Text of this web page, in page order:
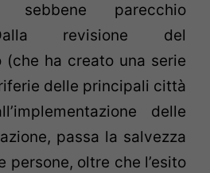
sebbene parecchio
revisione del
(che ha creato una serie
delle principali città
delle
passa la salvezza
persone, oltre che l’esito